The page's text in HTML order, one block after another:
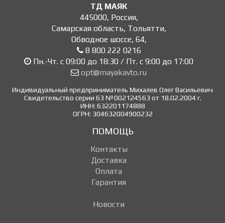
ТД МАЯК
445000, Россия,
Самарская область, Тольятти,
Обводное шоссе, 64,
8 800 222 0216
Пн.-Чт. с 09:00 до 18:30 / Пт. с 9:00 до 17:00
opt@mayakavto.ru
Индивидуальный предприниматель Михалев Олег Васильевич
Свидетельство серии 63 №002124563 от 18.02.2004 г.
ИНН: 632201174888
ОГРН: 304632004900232
ПОМОЩЬ
Контакты
Доставка
Оплата
Гарантия
Новости